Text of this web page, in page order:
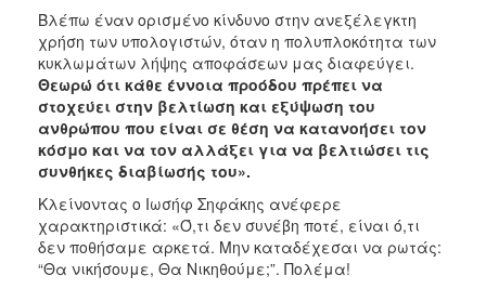
Βλέπω έναν ορισμένο κίνδυνο στην ανεξέλεγκτη
χρήση των υπολογιστών, όταν η πολυπλοκότητα των
κυκλωμάτων λήψης αποφάσεων μας διαφεύγει.
Θεωρώ ότι κάθε έννοια προόδου πρέπει να
στοχεύει στην βελτίωση και εξύψωση του
ανθρώπου που είναι σε θέση να κατανοήσει τον
κόσμο και να τον αλλάξει για να βελτιώσει τις
συνθήκες διαβίωσής του».
Κλείνοντας ο Ιωσήφ Σηφάκης ανέφερε
χαρακτηριστικά: «Ό,τι δεν συνέβη ποτέ, είναι ό,τι
δεν ποθήσαμε αρκετά. Μην καταδέχεσαι να ρωτάς:
“Θα νικήσουμε, Θα Νικηθούμε;”. Πολέμα!